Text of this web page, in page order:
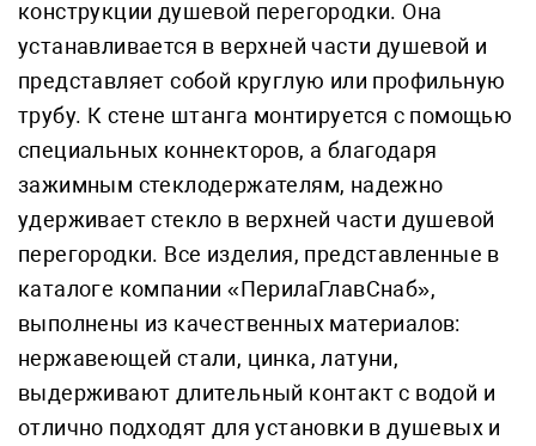
конструкции душевой перегородки. Она
устанавливается в верхней части душевой и
представляет собой круглую или профильную
трубу. К стене штанга монтируется с помощью
специальных коннекторов, а благодаря
зажимным стеклодержателям, надежно
удерживает стекло в верхней части душевой
перегородки. Все изделия, представленные в
каталоге компании «ПерилаГлавСнаб»,
выполнены из качественных материалов:
нержавеющей стали, цинка, латуни,
выдерживают длительный контакт с водой и
отлично подходят для установки в душевых и